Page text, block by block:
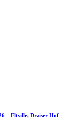
– Eltville, Draiser Hof